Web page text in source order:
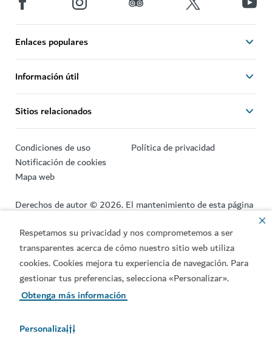
Respetamos su privacidad y nos comprometemos a ser
transparentes acerca de cómo nuestro sitio web utiliza
cookies. Cookies mejora tu experiencia de navegación. Para
gestionar tus preferencias, selecciona «Personalizar».
Obtenga más información
Personaliza
Enlaces populares
Información útil
Sitios relacionados
Condiciones de uso
Política de privacidad
Notificación de cookies
Mapa web
Derechos de autor © 2026. El mantenimiento de esta página
de Dubái.
Última actualización de la página: [10/08/2026]
Esta página web está protegida por reCAPTCHA y sujeta a la
Política de privacidad y las
Google.